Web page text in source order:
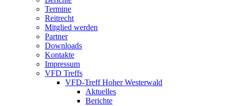
Termine
Reitrecht
Mitglied werden
Partner
Downloads
Kontakte
Impressum
VFD Treffs
VFD-Treff Hoher Westerwald
Aktuelles
Berichte